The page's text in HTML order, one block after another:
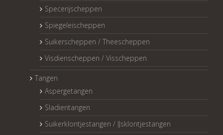
Specerijscheppen
Spiegeleischeppen
Suikerscheppen / Theescheppen
Visdienscheppen / Visscheppen
Tangen
Aspergetangen
Sladientangen
Suikerklontjestangen / IJsklontjestangen